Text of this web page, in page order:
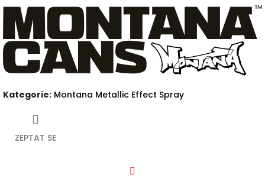
Kategorie: Montana Metallic Effect Spray
ZEPTAT SE